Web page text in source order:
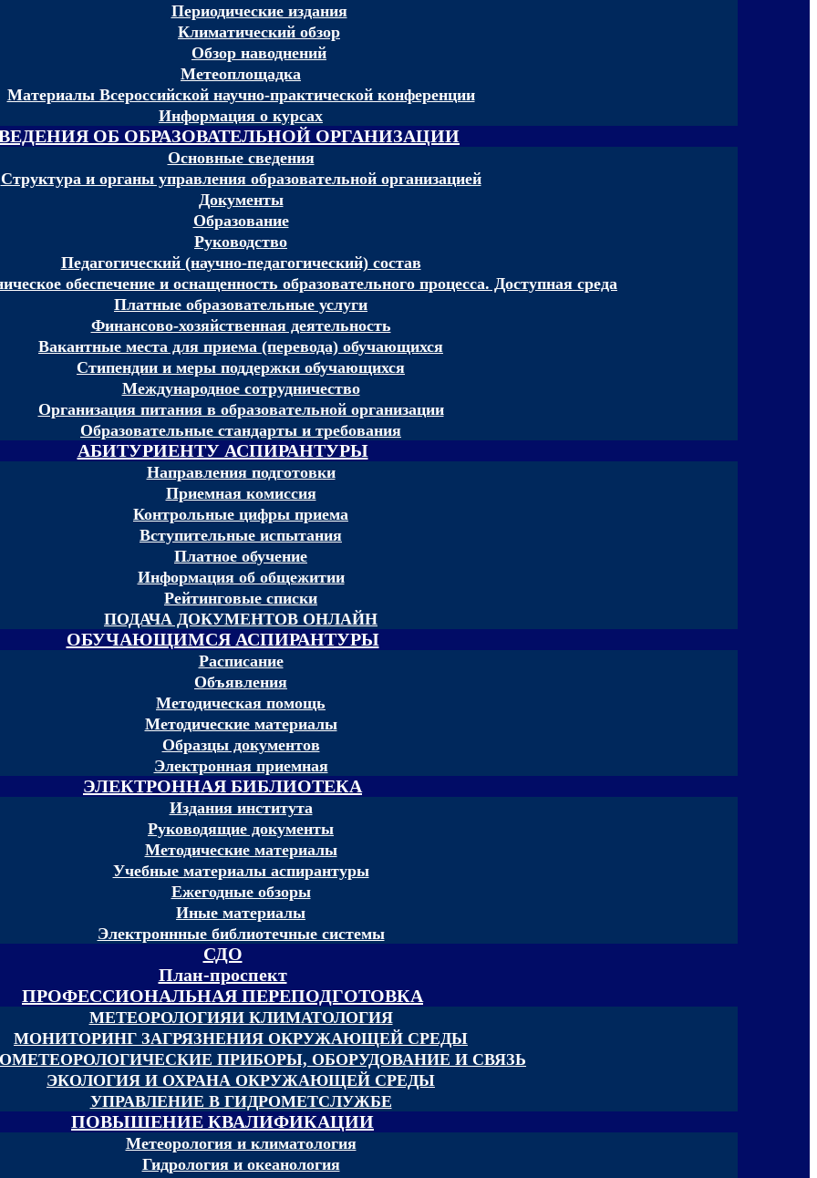
Периодические издания
Климатический обзор
Обзор наводнений
Метеоплощадка
Материалы Всероссийской научно-практической конференции
Информация о курсах
ОБ ОБРАЗОВАТЕЛЬНОЙ ОРГАНИЗАЦИИ
Основные сведения
Структура и органы управления образовательной организацией
Документы
Образование
Руководство
Педагогический (научно-педагогический) состав
обеспечение и оснащенность образовательного процесса. Доступная среда
Платные образовательные услуги
Финансово-хозяйственная деятельность
Вакантные места для приема (перевода) обучающихся
Стипендии и меры поддержки обучающихся
Международное сотрудничество
Организация питания в образовательной организации
Образовательные стандарты и требования
АБИТУРИЕНТУ АСПИРАНТУРЫ
Направления подготовки
Приемная комиссия
Контрольные цифры приема
Вступительные испытания
Платное обучение
Информация об общежитии
Рейтинговые списки
ПОДАЧА ДОКУМЕНТОВ ОНЛАЙН
ОБУЧАЮЩИМСЯ АСПИРАНТУРЫ
Расписание
Объявления
Методическая помощь
Методические материалы
Образцы документов
Электронная приемная
ЭЛЕКТРОННАЯ БИБЛИОТЕКА
Издания института
Руководящие документы
Методические материалы
Учебные материалы аспирантуры
Ежегодные обзоры
Иные материалы
Электроннные библиотечные системы
СДО
План-проспект
ПРОФЕССИОНАЛЬНАЯ ПЕРЕПОДГОТОВКА
МЕТЕОРОЛОГИЯИ КЛИМАТОЛОГИЯ
МОНИТОРИНГ ЗАГРЯЗНЕНИЯ ОКРУЖАЮЩЕЙ СРЕДЫ
ПРИБОРЫ, ОБОРУДОВАНИЕ И СВЯЗЬ
ЭКОЛОГИЯ И ОХРАНА ОКРУЖАЮЩЕЙ СРЕДЫ
УПРАВЛЕНИЕ В ГИДРОМЕТСЛУЖБЕ
ПОВЫШЕНИЕ КВАЛИФИКАЦИИ
Метеорология и климатология
Гидрология и океанология